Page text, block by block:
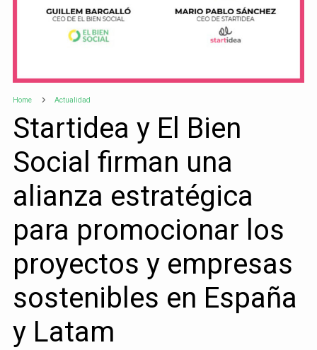
Home Actualidad
Startidea y El Bien
Social firman una
alianza estratégica
para promocionar los
proyectos y empresas
sostenibles en España
y Latam